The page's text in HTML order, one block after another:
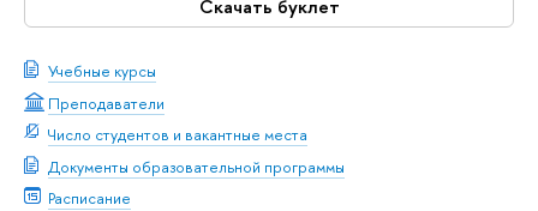
Скачать буклет
Учебные курсы
Преподаватели
Число студентов и вакантные места
Документы образовательной программы
Расписание